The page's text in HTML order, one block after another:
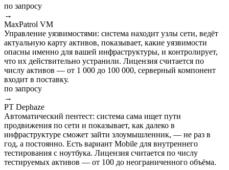
по запросу
→
MaxPatrol VM
Управление уязвимостями: система находит узлы сети, ведёт
актуальную карту активов, показывает, какие уязвимости
опасны именно для вашей инфраструктуры, и контролирует,
что их действительно устранили. Лицензия считается по
числу активов — от 1 000 до 100 000, серверный компонент
входит в поставку.
по запросу
→
PT Dephaze
Автоматический пентест: система сама ищет пути
продвижения по сети и показывает, как далеко в
инфраструктуре сможет зайти злоумышленник, — не раз в
год, а постоянно. Есть вариант Mobile для внутреннего
тестирования с ноутбука. Лицензия считается по числу
тестируемых активов — от 100 до неограниченного объёма.